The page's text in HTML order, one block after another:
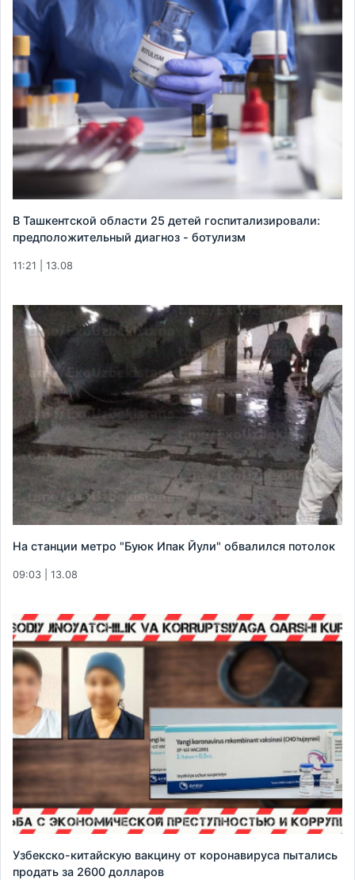
В Ташкентской области 25 детей госпитализировали:
предположительный диагноз - ботулизм
11:21 | 13.08
На станции метро "Буюк Ипак Йули" обвалился потолок
09:03 | 13.08
Узбекско-китайскую вакцину от коронавируса пытались
продать за 2600 долларов